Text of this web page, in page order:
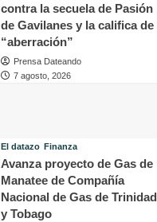
contra la secuela de Pasión
de Gavilanes y la califica de
“aberración”
Prensa Dateando
7 agosto, 2026
El datazo Finanza
Avanza proyecto de Gas de
Manatee de Compañía
Nacional de Gas de Trinidad
y Tobago